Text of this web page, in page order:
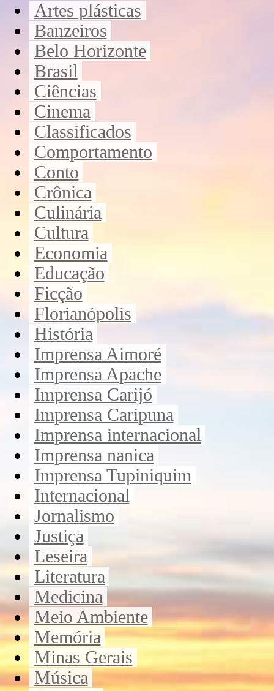
Artes plásticas
Banzeiros
Belo Horizonte
Brasil
Ciências
Cinema
Classificados
Comportamento
Conto
Crônica
Culinária
Cultura
Economia
Educação
Ficção
Florianópolis
História
Imprensa Aimoré
Imprensa Apache
Imprensa Carijó
Imprensa Caripuna
Imprensa internacional
Imprensa nanica
Imprensa Tupiniquim
Internacional
Jornalismo
Justiça
Leseira
Literatura
Medicina
Meio Ambiente
Memória
Minas Gerais
Música